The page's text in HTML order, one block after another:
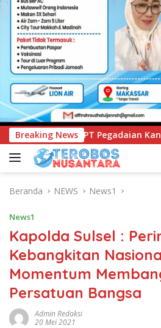
Breaking News
VI SulSelBarRa Maluku
Beranda NEWS News1
News1
Kapolda Sulsel :
Kebangkitan
Momentum
Persatuan Bangsa
Admin Redaksi
20 Mei 2021